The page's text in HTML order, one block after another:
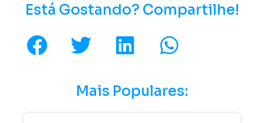
Está Gostando? Compartilhe!
Mais Populares: